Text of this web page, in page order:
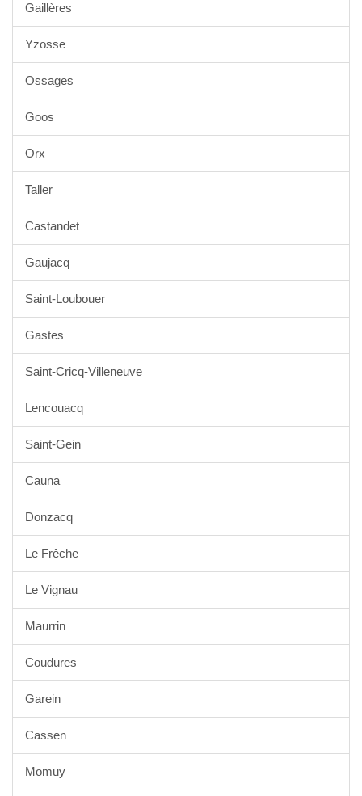
Gaillères
Yzosse
Ossages
Goos
Orx
Taller
Castandet
Gaujacq
Saint-Loubouer
Gastes
Saint-Cricq-Villeneuve
Lencouacq
Saint-Gein
Cauna
Donzacq
Le Frêche
Le Vignau
Maurrin
Coudures
Garein
Cassen
Momuy